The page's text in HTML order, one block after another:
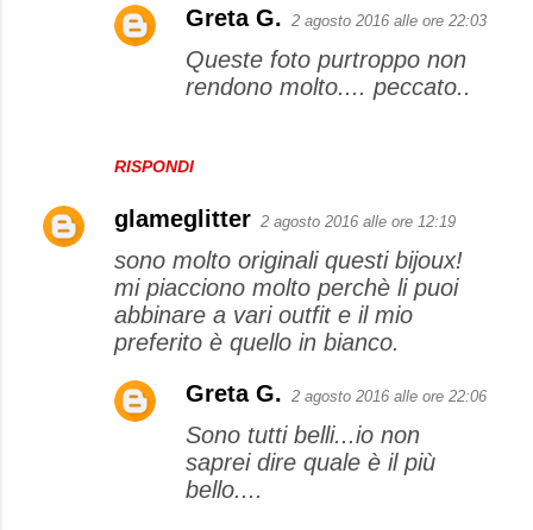
RISPONDI
Greta G. 2 agosto 2016 alle ore 22:03
Queste foto purtroppo non
rendono molto.... peccato..
glameglitter 2 agosto 2016 alle ore 12:19
sono molto originali questi bijoux!
mi piacciono molto perchè li puoi
abbinare a vari outfit e il mio
preferito è quello in bianco.
Greta G. 2 agosto 2016 alle ore 22:06
Sono tutti belli...io non
saprei dire quale è il più
bello....